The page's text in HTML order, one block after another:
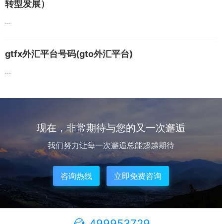
转型发展）
...
gtfx外汇平台号码(gto外汇平台)
...
现在，非常期待与您的又一次邂逅
我们努力让每一次邂逅总能超越期待
咨询热线 立即免费咨询